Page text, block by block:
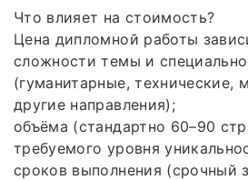
Что влияет на стоимость?
Цена дипломной работы
сложности темы и
(гуманитарные, технические,
другие направления);
объёма (стандартно 60–90
требуемого уровня
сроков выполнения (срочный